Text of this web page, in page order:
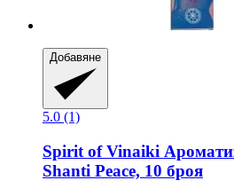
Добавяне
5.0 (1)
Spirit of Vinaiki
Shanti Peace, 10 броя